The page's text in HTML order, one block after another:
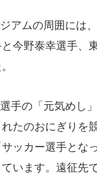
アムの周囲には
今野泰幸選手、
手の「元気めし
れたのおにぎりを
サッカー選手とな
ています。遠征先